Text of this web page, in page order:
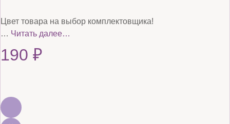
Цвет товара на выбор комплектовщика!
… Читать далее…
190 ₽